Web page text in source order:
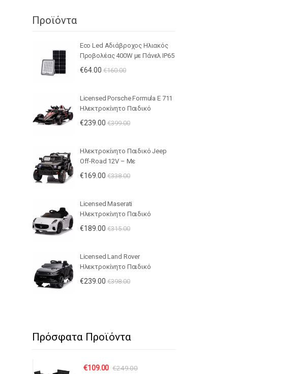
Προϊόντα
Eco Led Αδιάβροχος Ηλιακός
Προβολέας 400W με Πάνελ IP65
– JHD-KFL-G
€64.00 €160.00
Licensed Porsche Formula E 711
Ηλεκτροκίνητο Παιδικό
Μονοθέσιο 12V – Με
€239.00 €399.00
Ηλεκτροκίνητο Παιδικό Jeep
Off-Road 12V – Με
Τηλεχειριστήριο, LED Φώτα,
€169.00 €338.00
Licensed Maserati
Ηλεκτροκίνητο Παιδικό
Αυτοκίνητο 12V – Με
ΛΕΥΚΟ
€189.00 €315.00
Licensed Land Rover
Ηλεκτροκίνητο Παιδικό
Αυτοκίνητο 12V – Με
€239.00 €398.00
Πρόσφατα Προϊόντα
€109.00 €249.00